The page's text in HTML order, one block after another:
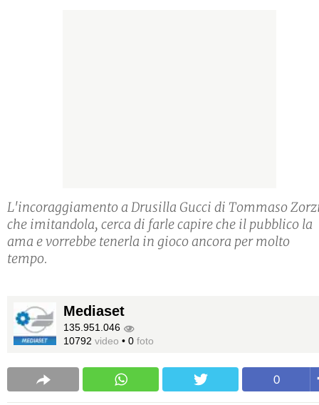
L'incoraggiamento a Drusilla Gucci di Tommaso
che imitandola, cerca di farle capire che il pubblico la
ama e vorrebbe tenerla in gioco ancora per molto
tempo.
Mediaset
135.951.046
10792 video • 0 foto
0